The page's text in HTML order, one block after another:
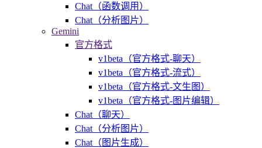
Chat（函数调用）
Chat（分析图片）
Gemini
官方格式
v1beta（官方格式-聊天）
v1beta（官方格式-流式）
v1beta（官方格式-文生图）
v1beta（官方格式-图片编辑）
Chat（聊天）
Chat（分析图片）
Chat（图片生成）